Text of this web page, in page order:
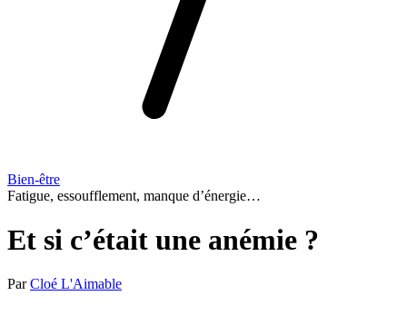
Bien-être
Fatigue, essoufflement, manque d’énergie…
Et si c’était une anémie ?
ParCloé L'Aimable